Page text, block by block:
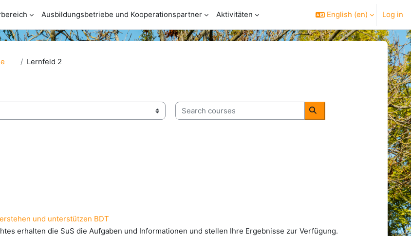
Ausbildungsbetriebe und Kooperationspartner Aktivitäten English ‎(en)‎ Log in
Lernfeld 2
Search courses
Search courses
und unterstützen BDT
erhalten die SuS die Aufgaben und Informationen und stellen Ihre Ergebnisse zur Verfügung.